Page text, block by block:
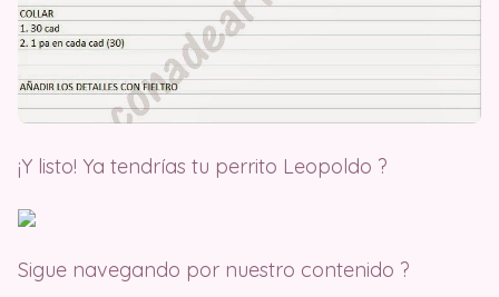
¡Y listo! Ya tendrías tu perrito Leopoldo ?
Sigue navegando por nuestro contenido ?